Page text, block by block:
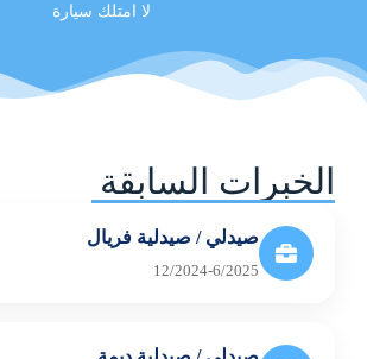
لا امتلك سيارة
الخبرات السابقة
صيدلي / صيدلية فريال
12/2024-6/2025